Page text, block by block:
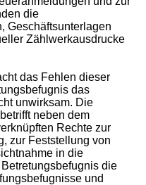
die
Geschäftsunterlagen
Zählwerkausdrucke
das Fehlen dieser
das
unwirksam. Die
neben dem
Rechte zur
zur Feststellung von
in die
die
und